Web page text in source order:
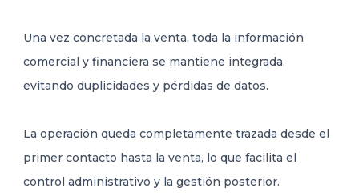
Una vez concretada la venta, toda la información
comercial y financiera se mantiene integrada,
evitando duplicidades y pérdidas de datos.
La operación queda completamente trazada desde el
primer contacto hasta la venta, lo que facilita el
control administrativo y la gestión posterior.